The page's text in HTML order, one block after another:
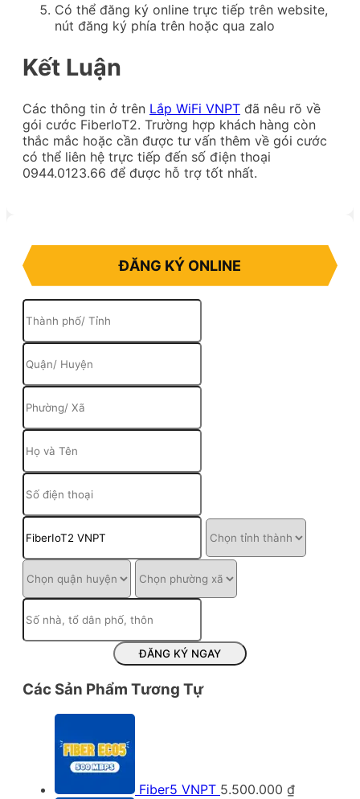
Có thể đăng ký online trực tiếp trên website,
nút đăng ký phía trên hoặc qua zalo
Kết Luận
Các thông tin ở trên Lắp WiFi VNPT đã nêu rõ về
gói cước FiberIoT2. Trường hợp khách hàng còn
thắc mắc hoặc cần được tư vấn thêm về gói cước
có thể liên hệ trực tiếp đến số điện thoại
0944.0123.66 để được hỗ trợ tốt nhất.
ĐĂNG KÝ ONLINE
ĐĂNG KÝ NGAY
Các Sản Phẩm Tương Tự
Fiber5 VNPT 5.500.000 ₫